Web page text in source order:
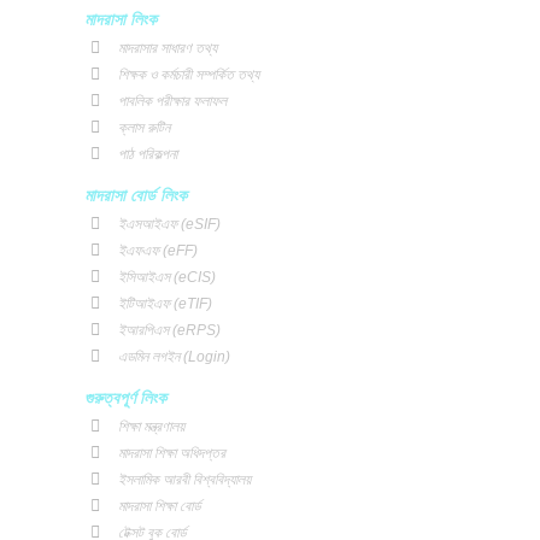
o
o
k
মাদরাসা লিংক
মাদরাসার সাধারণ তথ্য
শিক্ষক ও কর্মচারী সম্পর্কিত তথ্য
পাবলিক পরীক্ষার ফলাফল
ক্লাস রুটিন
পাঠ পরিকল্পনা
মাদরাসা বোর্ড লিংক
ইএসআইএফ (eSIF)
ইএফএফ (eFF)
ইসিআইএস (eCIS)
ইটিআইএফ (eTIF)
ইআরপিএস (eRPS)
এডমিন লগইন (Login)
গুরুত্বপূর্ণ লিংক
শিক্ষা মন্ত্রণালয়
মাদরাসা শিক্ষা অধিদপ্তর
ইসলামিক আরবী বিশ্ববিদ্যালয়
মাদরাসা শিক্ষা বোর্ড
টেক্সট বুক বোর্ড